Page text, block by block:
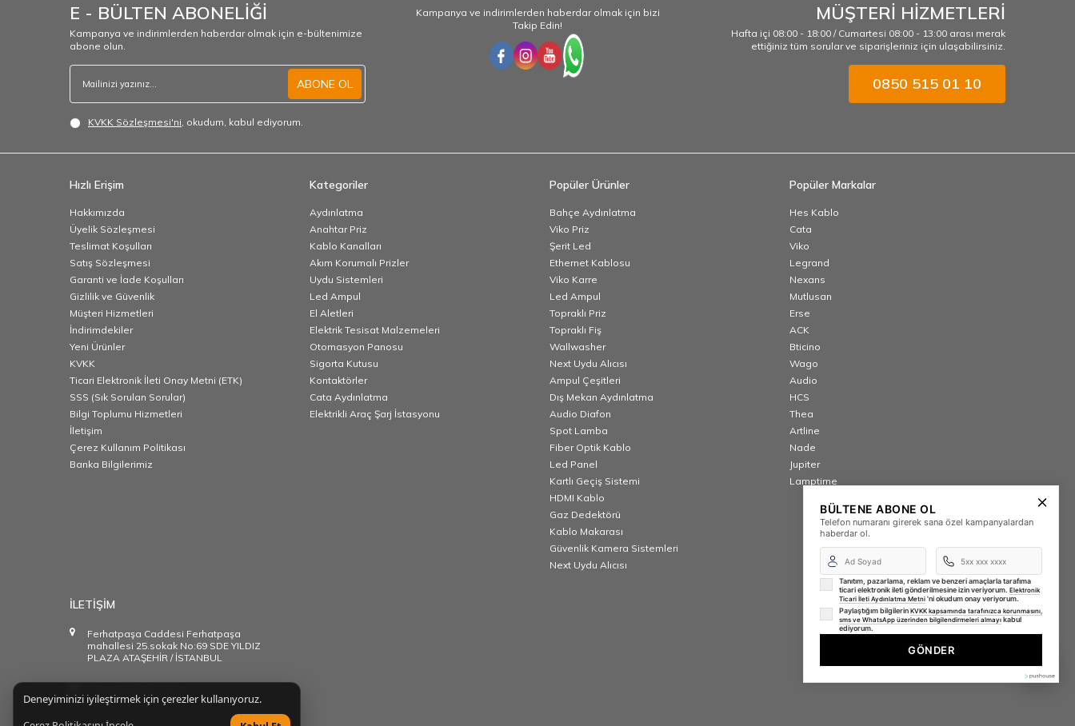
E - BÜLTEN ABONELİĞİ
Kampanya ve indirimlerden haberdar olmak için e-bültenimize
abone olun.
ABONE OL
KVKK Sözleşmesi'ni , okudum, kabul ediyorum.
Kampanya ve indirimlerden haberdar olmak için bizi
Takip Edin!
MÜŞTERİ HİZMETLERİ
Hafta içi 08:00 - 18:00 / Cumartesi 08:00 - 13:00 arası merak
ettiğiniz tüm sorular ve siparişleriniz için ulaşabilirsiniz.
0850 515 01 10
Hızlı Erişim
Hakkımızda
Üyelik Sözleşmesi
Teslimat Koşulları
Satış Sözleşmesi
Garanti ve İade Koşulları
Gizlilik ve Güvenlik
Müşteri Hizmetleri
İndirimdekiler
Yeni Ürünler
KVKK
Ticari Elektronik İleti Onay Metni (ETK)
SSS (Sık Sorulan Sorular)
Bilgi Toplumu Hizmetleri
İletişim
Çerez Kullanım Politikası
Banka Bilgilerimiz
Kategoriler
Aydınlatma
Anahtar Priz
Kablo Kanalları
Akım Korumalı Prizler
Uydu Sistemleri
Led Ampul
El Aletleri
Elektrik Tesisat Malzemeleri
Otomasyon Panosu
Sigorta Kutusu
Kontaktörler
Cata Aydınlatma
Elektrikli Araç Şarj İstasyonu
Popüler Ürünler
Bahçe Aydınlatma
Viko Priz
Şerit Led
Ethernet Kablosu
Viko Karre
Led Ampul
Topraklı Priz
Topraklı Fiş
Wallwasher
Next Uydu Alıcısı
Ampul Çeşitleri
Dış Mekan Aydınlatma
Audio Diafon
Spot Lamba
Fiber Optik Kablo
Led Panel
Kartlı Geçiş Sistemi
HDMI Kablo
Gaz Dedektörü
Kablo Makarası
Güvenlik Kamera Sistemleri
Next Uydu Alıcısı
Popüler Markalar
Hes Kablo
Cata
Viko
Legrand
Nexans
Mutlusan
Erse
ACK
Bticino
Wago
Audio
HCS
Thea
Artline
Nade
Jupiter
Lamptime
İLETİŞİM
Ferhatpaşa Caddesi Ferhatpaşa
mahallesi 25.sokak No:69 SDE YILDIZ
PLAZA ATAŞEHİR / İSTANBUL
Deneyiminizi iyileştirmek için çerezler kullanıyoruz.
⚡
BÜLTENE ABONE OL
Telefon numaranı girerek sana özel kampanyalardan
haberdar ol.
Tanıtım, pazarlama, reklam ve benzeri amaçlarla tarafıma
ticari elektronik ileti gönderilmesine izin veriyorum. Elektronik
Ticari İleti Aydınlatma Metni 'ni okudum onay veriyorum.
Paylaştığım bilgilerin KVKK kapsamında tarafınızca korunmasını,
sms ve WhatsApp üzerinden bilgilendirmeleri almayı kabul
ediyorum.
GÖNDER